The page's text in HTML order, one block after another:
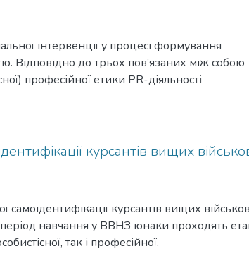
інтервенції у процесі формування
Відповідно до трьох пов’язаних між собою
професійної етики PR-діяльності
– суспільний, корпоративний і
зі зв’язків з громадськістю
професійній діяльності.
курсантів вищих
курсантів вищих
навчання у ВВНЗ юнаки проходять
так і професійної.
як багатомірний динамічний нелінійний